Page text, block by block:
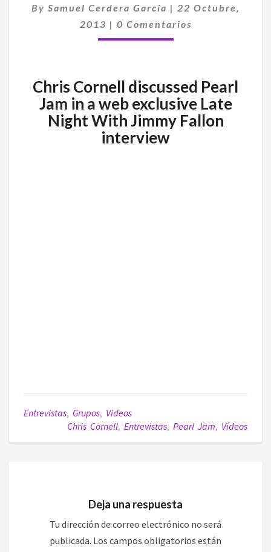
JIMMY
FALLON
PEARL
JAM
By Samuel Cerdera García | 22 Octubre,
2013 | Comentarios
0 Comentarios
Chris Cornell discussed Pearl
Jam in a web exclusive Late
Night With Jimmy Fallon
interview
Entrevistas, Grupos, Videos
Chris Cornell, Entrevistas, Pearl Jam, Vídeos
Deja una respuesta
Tu dirección de correo electrónico no será
publicada. Los campos obligatorios están